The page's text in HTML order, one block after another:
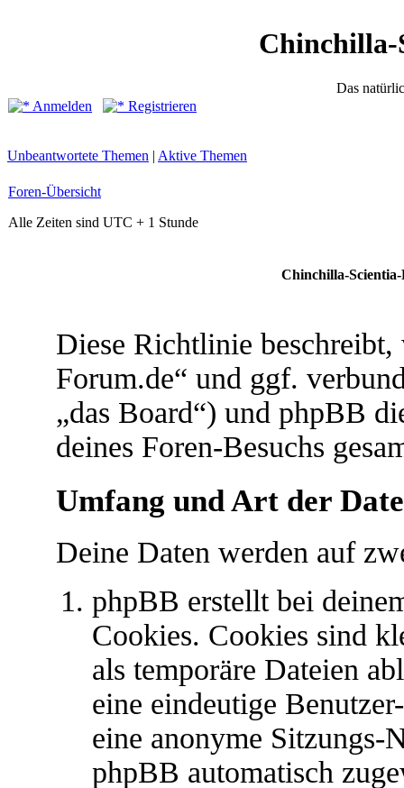
Chinchilla-
Das
Anmelden
Registrieren
Unbeantwortete Themen | Aktive Themen
Foren-Übersicht
Alle Zeiten sind UTC + 1 Stunde
Chinchilla-
Diese Richtlinie
Forum.de“ und ggf.
„das Board“) und phpBB
deines Foren-Besuchs
Umfang und Art der
Deine Daten werden auf
phpBB erstellt bei
Cookies. Cookies sind
als temporäre Dateien
eine eindeutige
eine anonyme
phpBB automatisch